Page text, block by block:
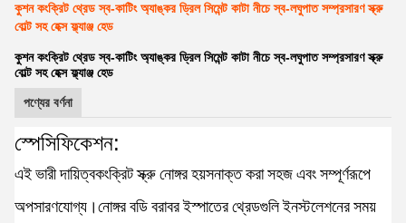
কুশন কংক্রিট থ্রেড স্ব-কাটিং অ্যাঙ্কর ড্রিল সিমেন্ট কাটা নীচে স্ব-লঘুপাত সম্প্রসারণ স্ক্রু
বোল্ট সহ হেক্স ফ্ল্যাঞ্জ হেড
কুশন কংক্রিট থ্রেড স্ব-কাটিং অ্যাঙ্কর ড্রিল সিমেন্ট কাটা নীচে স্ব-লঘুপাত সম্প্রসারণ স্ক্রু
বোল্ট সহ হেক্স ফ্ল্যাঞ্জ হেড
পণ্যের বর্ণনা
স্পেসিফিকেশন:
এই ভারী দায়িত্বকংক্রিট স্ক্রু নোঙ্গর হয়সনাক্ত করা সহজ এবং সম্পূর্ণরূপে
অপসারণযোগ্য।নোঙ্গর বডি বরাবর ইস্পাতের থ্রেডগুলি ইনস্টলেশনের সময়